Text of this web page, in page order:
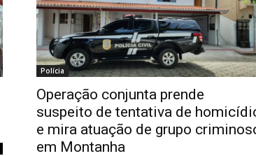
Polícia
Operação conjunta prende
suspeito de tentativa de
e mira atuação de grupo
em Montanha